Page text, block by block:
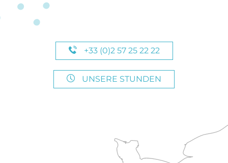
+33 (0)2 57 25 22 22
UNSERE STUNDEN